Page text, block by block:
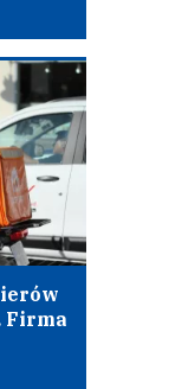
Firma